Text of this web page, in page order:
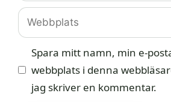
Webbplats
Spara mitt namn, min e-
webbplats i denna
jag skriver en kommentar.